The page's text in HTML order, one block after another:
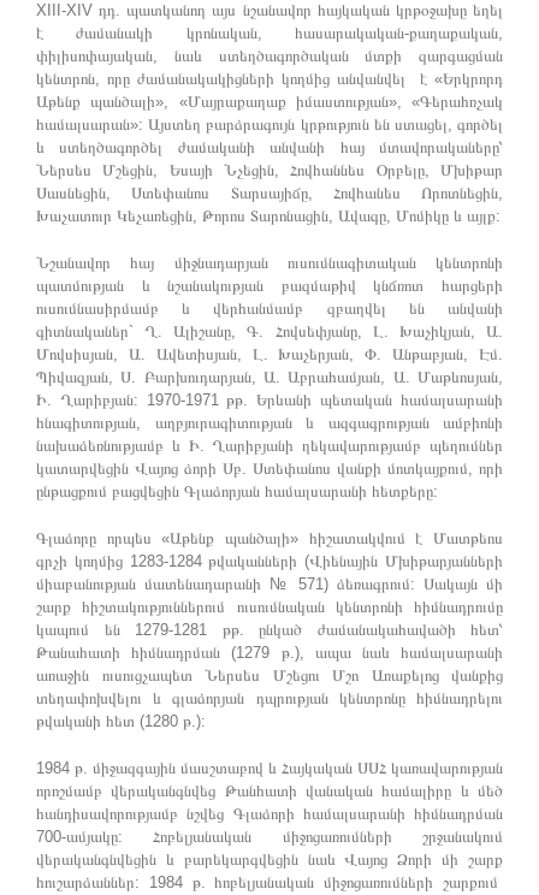
XIII-XIV դդ. պատկանող այս նշանավոր հայկական կրթօջախը եղել
է ժամանակի կրոնական, հասարակական-քաղաքական,
փիլիսոփայական, նաև ստեղծագործական մտքի զարգացման
կենտրոն, որը ժամանակակիցների կողմից անվանվել է «Երկրորդ
Աթենք պանծալի», «Մայրաքաղաք իմաստության», «Գերահռչակ
համալսարան»: Այստեղ բարձրագույն կրթություն են ստացել, գործել
և ստեղծագործել ժամականի անվանի հայ մտավորակաները՝
Ներսես Մշեցին, Եսայի Նչեցին, Հովհաննես Օրբելը, Մխիթար
Սասնեցին, Ստեփանոս Տարսայիճը, Հովհանես Որոտնեցին,
Խաչատուր Կեչառեցին, Թորոս Տարոնացին, Ավագը, Մոմիկը և այլք:
Նշանավոր հայ միջնադարյան ուսումնագիտական կենտրոնի
պատմության և նշանակության բազմաթիվ կնճռոտ հարցերի
ուսումնասիրմամբ և վերհանմամբ զբաղվել են անվանի
գիտնականեր` Ղ. Ալիշանը, Գ. Հովսեփյանը, Լ. Խաչիկյան, Ա.
Մովսիսյան, Ա. Ավետիսյան, Լ. Խաչերյան, Փ. Անթաբյան, Էմ.
Պիվազյան, Ս. Բարխուդարյան, Ա. Աբրահամյան, Ա. Մաթևոսյան,
Ի. Ղարիբյան: 1970-1971 թթ. Երևանի պետական համալսարանի
հնագիտության, աղբյուրագիտության և ազգագրության ամբիոնի
նախաձեռնությամբ և Ի. Ղարիբյանի ղեկավարությամբ պեղումներ
կատարվեցին Վայոց ձորի Սբ. Ստեփանոս վանքի մոտկայքում, որի
ընթացքում բացվեցին Գլաձորյան համալսարանի հետքերը:
Գլաձորը որպես «Աթենք պանծալի» հիշատակվում է Մատթեոս
գրչի կողմից 1283-1284 թվականների (Վիենային Մխիթարյանների
միաբանության մատենադարանի № 571) ձեռագրում: Սակայն մի
շարք հիշտակություններում ուսումնական կենտրոնի հիմնադրումը
կապում են 1279-1281 թթ. ընկած ժամանակահավածի հետ՝
Թանահատի հիմնադրման (1279 թ.), ապա նաև համալսարանի
առաջին ուսուցչապետ Ներսես Մշեցու Մշո Առաքելոց վանքից
տեղափոխվելու և գլաձորյան դպրության կենտրոնը հիմնադրելու
թվականի հետ (1280 թ.):
1984 թ. միջազգային մասշտաբով և Հայկական ՍՍՀ կառավարության
որոշմամբ վերականգնվեց Թանհատի վանական համալիրը և մեծ
հանդիսավորությամբ նշվեց Գլաձորի համալսարանի հիմնադրման
700-ամյակը: Հոբելյանական միջոցառումների շրջանակում
վերականգնվեցին և բարեկարգվեցին նաև Վայոց Ձորի մի շարք
հուշարձաններ: 1984 թ. հոբելյանական միջոցառումների շարքում